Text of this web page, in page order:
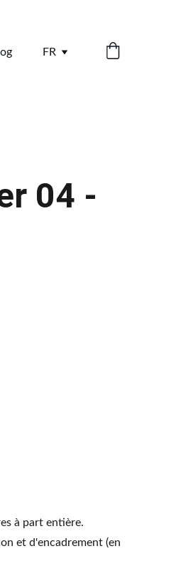
FR
04 -
à part entière.
et d'encadrement (en